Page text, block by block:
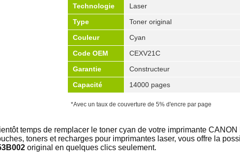
Technologie
Laser
Type
Toner original
Couleur
Cyan
Code OEM
CEXV21C
Garantie
Constructeur
Capacité
14000 pages
*Avec un taux de couverture de 5% d'encre par page
temps de remplacer le toner cyan de votre imprimante CANON
toners et recharges pour imprimantes laser, vous offre la
original en quelques clics seulement.